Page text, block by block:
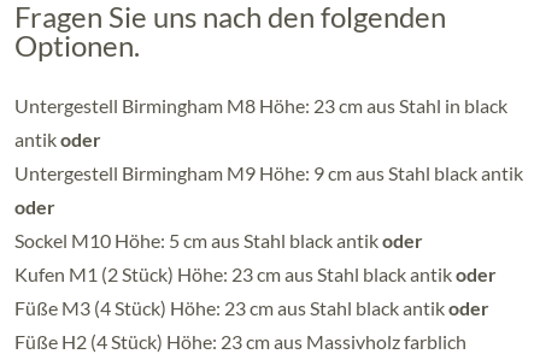
Fragen Sie uns nach den folgenden
Optionen.
Untergestell Birmingham M8 Höhe: 23 cm aus Stahl in black
antikoder
Untergestell Birmingham M9 Höhe: 9 cm aus Stahl black antik
oder
Sockel M10 Höhe: 5 cm aus Stahl black antikoder
Kufen M1 (2 Stück) Höhe: 23 cm aus Stahl black antikoder
Füße M3 (4 Stück) Höhe: 23 cm aus Stahl black antikoder
Füße H2 (4 Stück) Höhe: 23 cm aus Massivholz farblich